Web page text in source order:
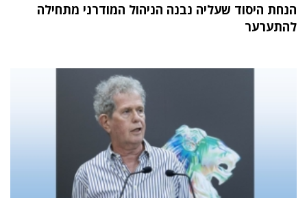
הנחת היסוד שעליה נבנה הניהול המודרני מתחילה
להתערער